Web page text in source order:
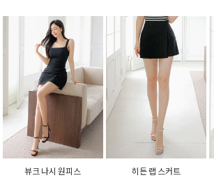
뷰크 나시 원피스
히든 랩 스커트